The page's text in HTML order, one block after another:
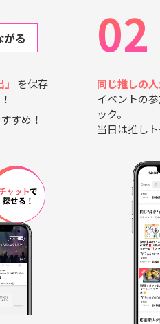
る
を保存
すめ！
02
同じ推しの
イベントの
ック。
当日は推し